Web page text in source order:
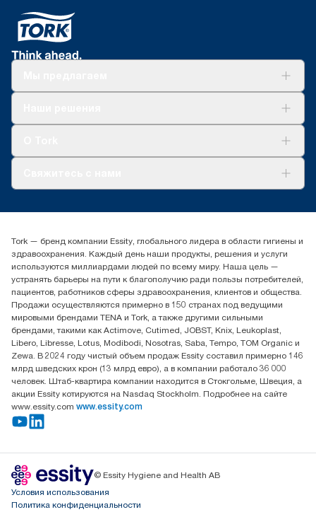
(+7) 777 779 0095
Контакты на рынках СНГ
ООО «Эссити», Представительство в Казахстане Пр.
Достык, 210, 2 блок, 3 этаж,
офис №32 050051, г.
Алматы, Казахстан
Tork — бренд компании Essity, глобального лидера в области гигиены и
здравоохранения. Каждый день наши продукты, решения и услуги
используются миллиардами людей по всему миру. Наша цель —
устранять барьеры на пути к благополучию ради пользы потребителей,
пациентов, работников сферы здравоохранения, клиентов и общества.
Продажи осуществляются примерно в 150 странах под ведущими
мировыми брендами TENA и Tork, а также другими сильными
брендами, такими как Actimove, Cutimed, JOBST, Knix, Leukoplast,
Libero, Libresse, Lotus, Modibodi, Nosotras, Saba, Tempo, TOM Organic и
Zewa. В 2024 году чистый объем продаж Essity составил примерно 146
млрд шведских крон (13 млрд евро), а в компании работало 36 000
человек. Штаб-квартира компании находится в Стокгольме, Швеция, а
акции Essity котируются на Nasdaq Stockholm. Подробнее на сайте
www.essity.com www.essity.com
© Essity Hygiene and Health AB
Условия использования
Политика конфиденциальности